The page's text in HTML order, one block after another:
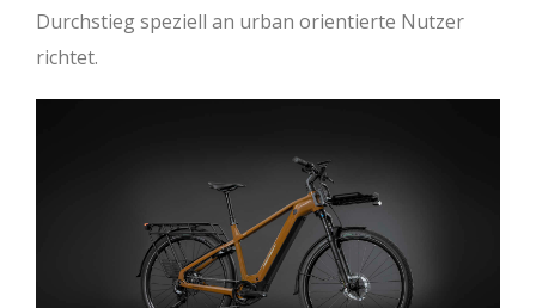
Durchstieg speziell an urban orientierte Nutzer
richtet.